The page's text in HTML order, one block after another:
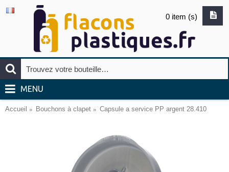
0 item (s)
MENU
Accueil Bouchons à clapet Capsule a service PP argent 28.410